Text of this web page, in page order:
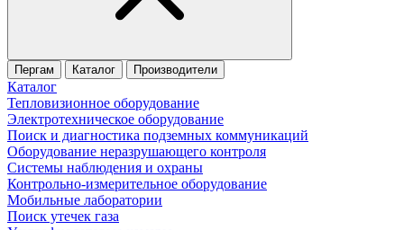
Пергам Каталог Производители
Каталог
Тепловизионное оборудование
Электротехническое оборудование
Поиск и диагностика подземных коммуникаций
Оборудование неразрушающего контроля
Системы наблюдения и охраны
Контрольно-измерительное оборудование
Мобильные лаборатории
Поиск утечек газа